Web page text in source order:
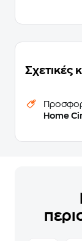
Σχετικές
Home